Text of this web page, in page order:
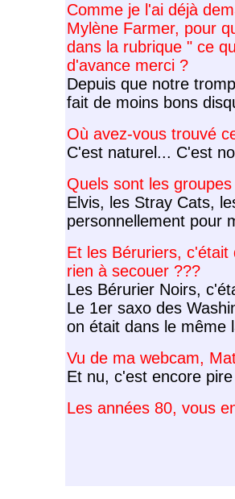
Comme je l'ai déjà
Mylène Farmer, pour
dans la rubrique " ce
d'avance merci ?
Depuis que notre
fait de moins bons
Où avez-vous trouvé
C'est naturel... C'est
Quels sont les
Elvis, les Stray Cats,
personnellement pour
Et les Béruriers,
rien à secouer ???
Les Bérurier Noirs,
Le 1er saxo des
on était dans le même
Vu de ma webcam,
Et nu, c'est encore
Les années 80, vous